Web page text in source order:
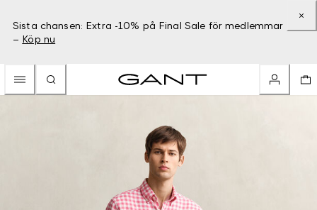
Sista chansen: Extra -10% på Final Sale för medlemmar
– Köp nu